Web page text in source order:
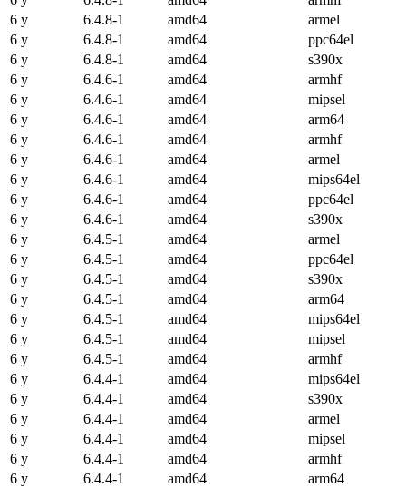
6 y
6.4.8-1 amd64
armel
6 y
6.4.8-1 amd64
ppc64el
6 y
6.4.8-1 amd64
s390x
6 y
6.4.6-1 amd64
armhf
6 y
6.4.6-1 amd64
mipsel
6 y
6.4.6-1 amd64
arm64
6 y
6.4.6-1 amd64
armhf
6 y
6.4.6-1 amd64
armel
6 y
6.4.6-1 amd64
mips64el
6 y
6.4.6-1 amd64
ppc64el
6 y
6.4.6-1 amd64
s390x
6 y
6.4.5-1 amd64
armel
6 y
6.4.5-1 amd64
ppc64el
6 y
6.4.5-1 amd64
s390x
6 y
6.4.5-1 amd64
arm64
6 y
6.4.5-1 amd64
mips64el
6 y
6.4.5-1 amd64
mipsel
6 y
6.4.5-1 amd64
armhf
6 y
6.4.4-1 amd64
mips64el
6 y
6.4.4-1 amd64
s390x
6 y
6.4.4-1 amd64
armel
6 y
6.4.4-1 amd64
mipsel
6 y
6.4.4-1 amd64
armhf
6 y
6.4.4-1 amd64
arm64